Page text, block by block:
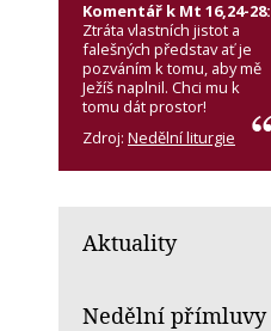
Komentář k Mt 16,24-28:
Ztráta vlastních jistot a
falešných představ ať je
pozváním k tomu, aby mě
Ježíš naplnil. Chci mu k
tomu dát prostor!
Zdroj: Nedělní liturgie
Aktuality
Nedělní přímluvy